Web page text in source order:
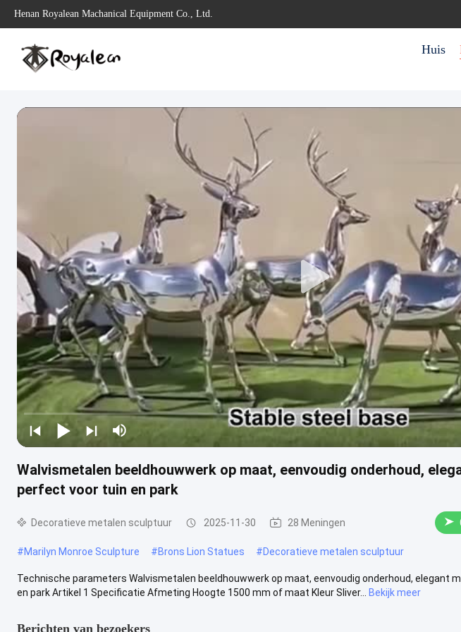
Henan Royalean Machanical Equipment Co., Ltd.
Huis
Walvismetalen beeldhouwwerk op maat, eenvoudig onderhoud,
perfect voor tuin en park
Decoratieve metalen sculptuur 2025-11-30 28 Meningen
#Marilyn Monroe Sculpture #Brons Lion Statues #Decoratieve metalen sculptuur
Technische parameters Walvismetalen beeldhouwwerk op maat, eenvoudig onderhoud, elegant
en park Artikel 1 Specificatie Afmeting Hoogte 1500 mm of maat Kleur Sliver...
Bekijk meer
Berichten van bezoekers